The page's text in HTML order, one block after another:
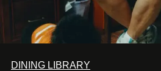
DINING LIBRARY